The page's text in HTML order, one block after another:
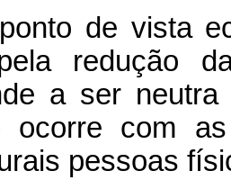
de vista
redução
a ser
ocorre com
pessoas